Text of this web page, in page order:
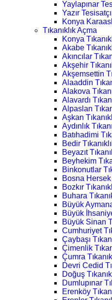
Yaylapınar
Yazır Tesisatçı
Konya
Tıkanıklık Açma
Konya
Akabe
Akıncılar
Akşehir
Akşemsettin
Alaaddin
Alakova
Alavardı
Alpaslan
Aşkan
Aydınlık
Batıhadimi
Bedir
Beyazıt
Beyhekim
Binkonutlar
Bosna Hersek
Bozkır
Buhara
Büyük
Büyük
Büyük Sinan
Cumhuriyet
Çaybaşı
Çimenlik
Çumra
Devri Cedid
Doğuş
Dumlupınar
Erenköy